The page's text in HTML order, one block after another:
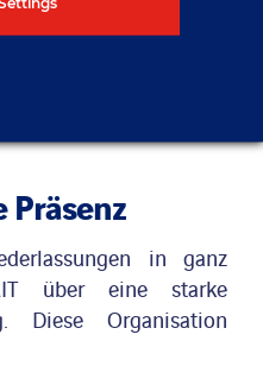
in ganz
über eine starke
Diese Organisation